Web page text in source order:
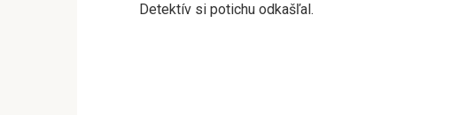
Detektív si potichu odkašľal.